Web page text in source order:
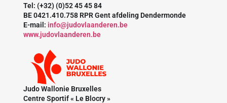
Tel: (+32) (0)52 45 45 84
BE 0421.410.758 RPR Gent afdeling Dendermonde
E-mail: info@judovlaanderen.be
www.judovlaanderen.be
Judo Wallonie Bruxelles
Centre Sportif « Le Blocry »